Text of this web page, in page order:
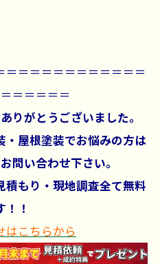
＝＝＝＝＝＝＝＝＝＝＝＝
＝＝＝＝＝
りがとうございました。
・屋根塗装でお悩みの方は
問い合わせ下さい。
積もり・現地調査全て無料
！！
はこちらから